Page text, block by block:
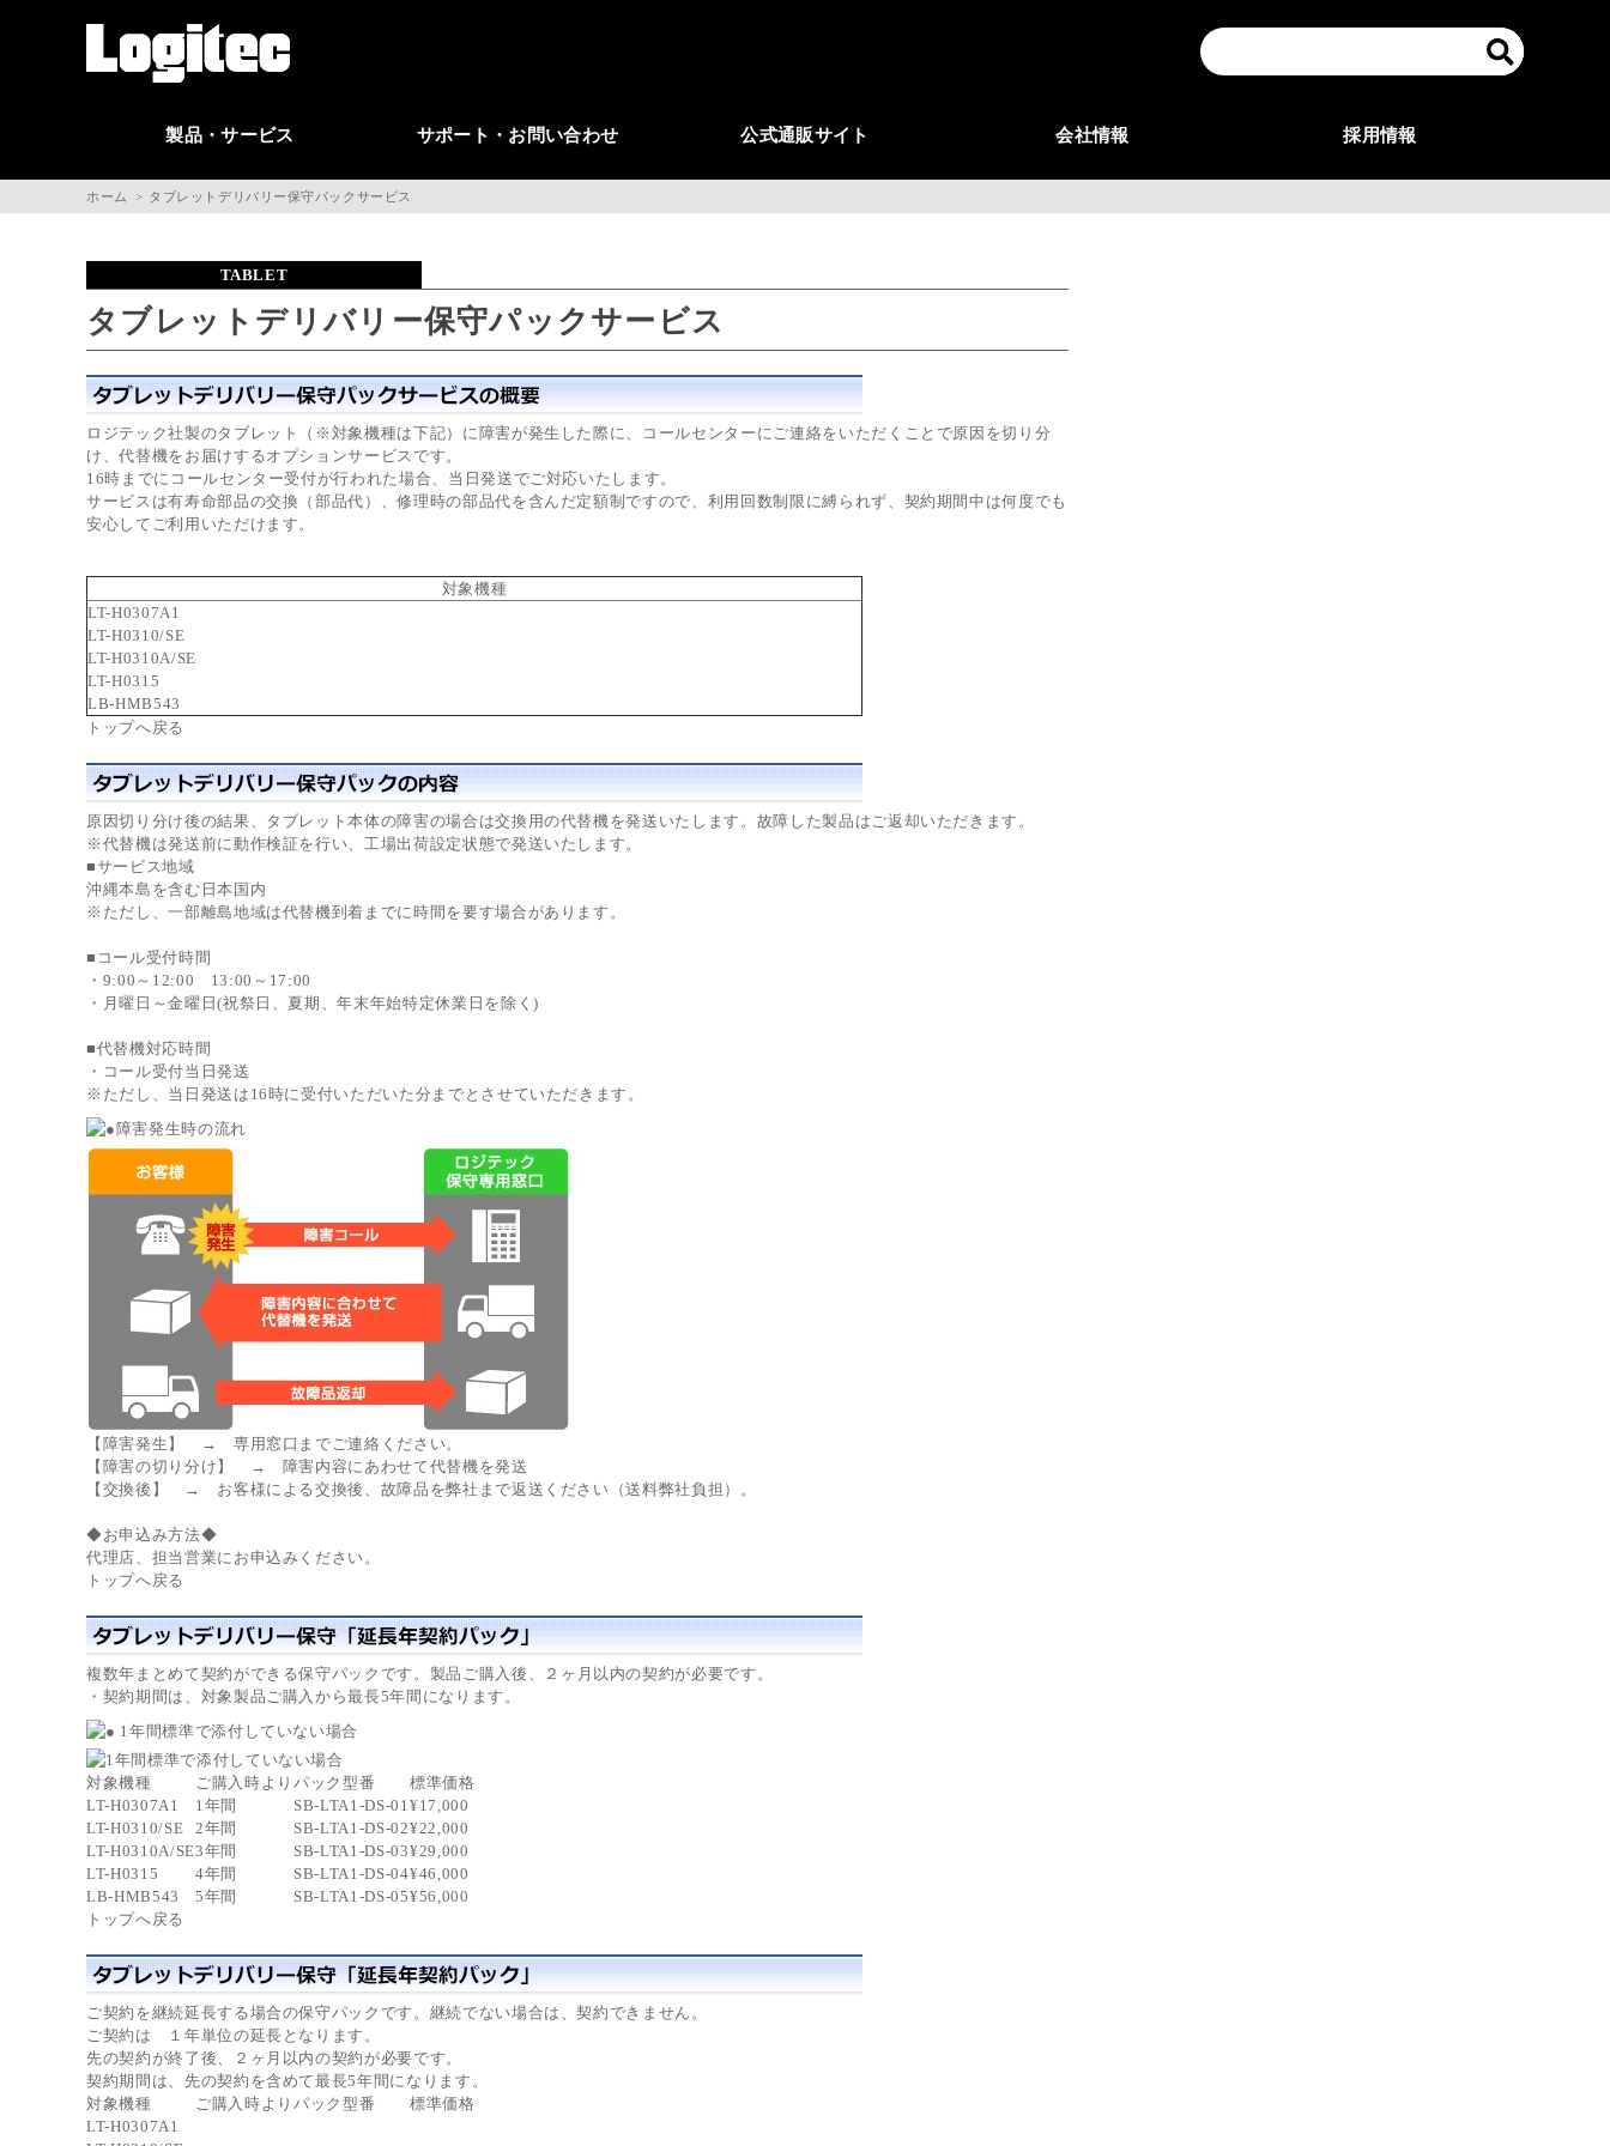
製品・サービス サポート・お問い合わせ 公式通販サイト 会社情報 採用情報
ホーム タブレットデリバリー保守パックサービス
TABLET
タブレットデリバリー保守パックサービス
ロジテック社製のタブレット（※対象機種は下記）に障害が発生した際に、コールセンターにご連絡をいただくことで原因を切り分
け、代替機をお届けするオプションサービスです。
16時までにコールセンター受付が行われた場合、当日発送でご対応いたします。
サービスは有寿命部品の交換（部品代）、修理時の部品代を含んだ定額制ですので、利用回数制限に縛られず、契約期間中は何度でも
安心してご利用いただけます。
対象機種
LT-H0307A1
LT-H0310/SE
LT-H0310A/SE
LT-H0315
LB-HMB543
トップへ戻る
原因切り分け後の結果、タブレット本体の障害の場合は交換用の代替機を発送いたします。故障した製品はご返却いただきます。
※代替機は発送前に動作検証を行い、工場出荷設定状態で発送いたします。
■サービス地域
沖縄本島を含む日本国内
※ただし、一部離島地域は代替機到着までに時間を要す場合があります。
■コール受付時間
・9:00～12:00 13:00～17:00
・月曜日～金曜日(祝祭日、夏期、年末年始特定休業日を除く)
■代替機対応時間
・コール受付当日発送
※ただし、当日発送は16時に受付いただいた分までとさせていただきます。
【障害発生】 → 専用窓口までご連絡ください。
【障害の切り分け】 → 障害内容にあわせて代替機を発送
【交換後】 → お客様による交換後、故障品を弊社まで返送ください（送料弊社負担）。
◆お申込み方法◆
代理店、担当営業にお申込みください。
トップへ戻る
複数年まとめて契約ができる保守パックです。 製品ご購入後、２ヶ月以内の契約が必要です。
・契約期間は、対象製品ご購入から最長5年間になります。
対象機種 ご購入時より パック型番
標準価格
LT-H0307A1
LT-H0310/SE
LT-H0310A/SE
LT-H0315
LB-HMB543
1年間 SB-LTA1-DS-01 ¥17,000
2年間
SB-LTA1-DS-02¥22,000
3年間
SB-LTA1-DS-03¥29,000
4年間
SB-LTA1-DS-04¥46,000
5年間
SB-LTA1-DS-05¥56,000
トップへ戻る
ご契約を継続延長する場合の保守パックです。継続でない場合は、契約できません。
ご契約は １年単位の延長となります。
先の契約が終了後、２ヶ月以内の契約が必要です。
契約期間は、先の契約を含めて最長5年間になります。
対象機種
ご購入時より パック型番
標準価格
LT-H0307A1